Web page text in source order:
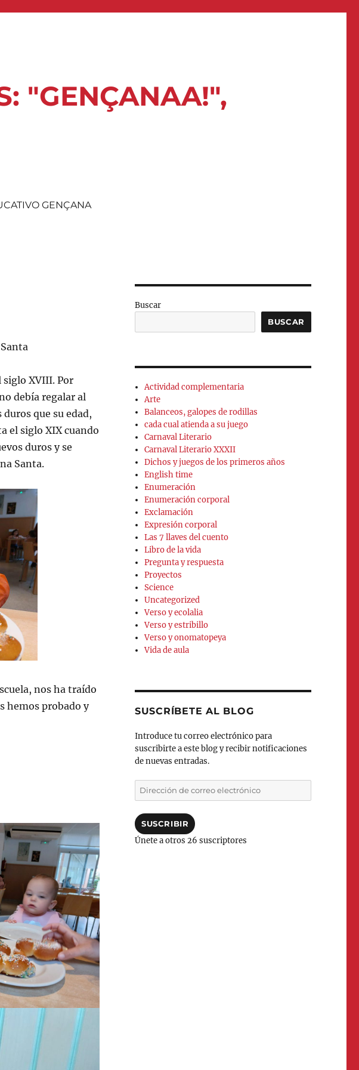
"GENÇANAA!",
GENÇANA
XVIII. Por
debía regalar al
que su edad,
el siglo XIX cuando
duros y se
Santa.
nos ha traído
hemos probado y
Buscar
BUSCAR
Actividad complementaria
Arte
Balanceos, galopes de rodillas
cada cual atienda a su juego
Carnaval Literario
Carnaval Literario XXXII
Dichos y juegos de los primeros años
English time
Enumeración
Enumeración corporal
Exclamación
Expresión corporal
Las 7 llaves del cuento
Libro de la vida
Pregunta y respuesta
Proyectos
Science
Uncategorized
Verso y ecolalia
Verso y estribillo
Verso y onomatopeya
Vida de aula
SUSCRÍBETE AL BLOG
Introduce tu correo electrónico para
suscribirte a este blog y recibir notificaciones
de nuevas entradas.
Dirección
de
electrónico
SUSCRIBIR
Únete a otros 26 suscriptores